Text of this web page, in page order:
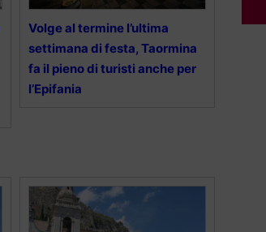
Volge al termine l’ultima
settimana di festa, Taormina
fa il pieno di turisti anche per
l’Epifania